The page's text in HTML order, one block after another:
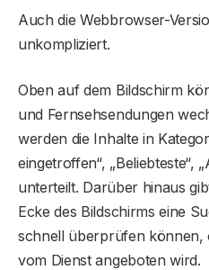
Auch die Webbrowser-
unkompliziert.
Oben auf dem Bildschirm
und Fernsehsendungen
werden die Inhalte in
eingetroffen“, „Beliebteste“,
unterteilt. Darüber hinaus
Ecke des Bildschirms eine
schnell überprüfen können,
vom Dienst angeboten wird.